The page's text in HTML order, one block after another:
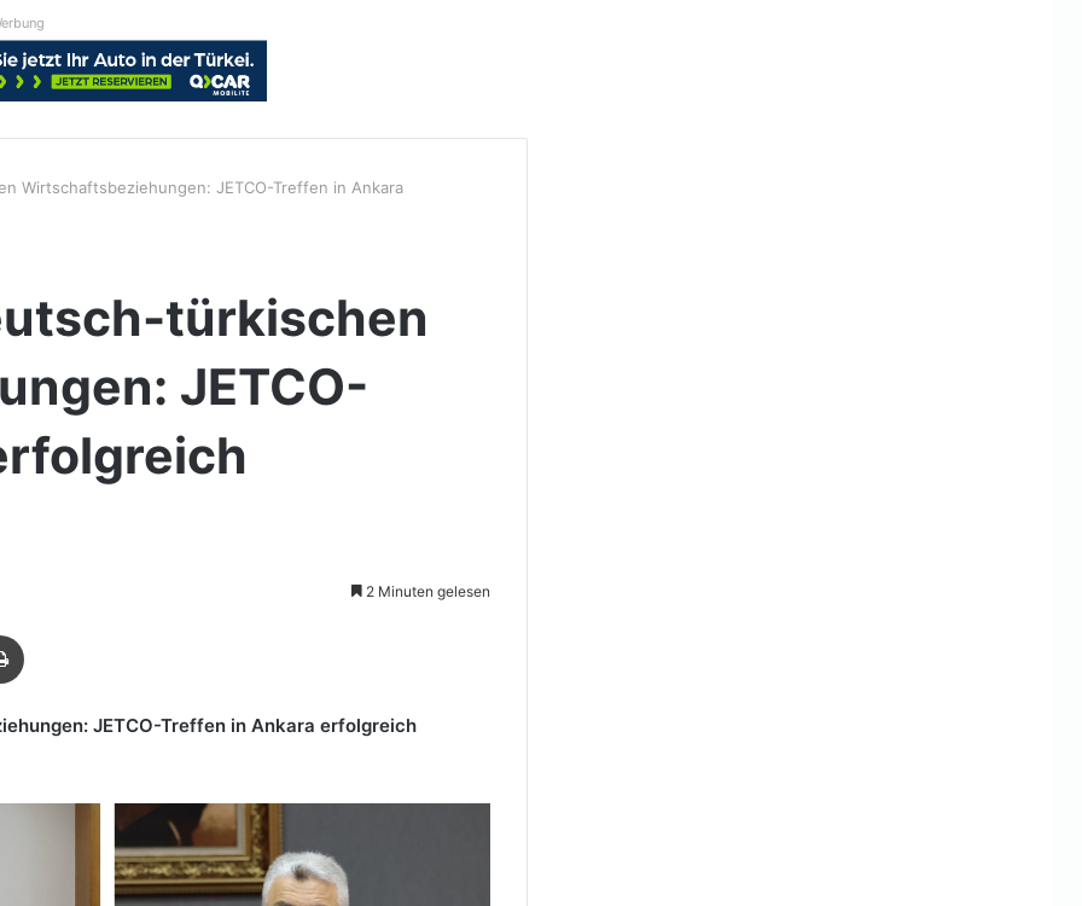
Wirtschaftsbeziehungen: JETCO-Treffen in Ankara
türkischen
JETCO-
2 Minuten gelesen
JETCO-Treffen in Ankara erfolgreich